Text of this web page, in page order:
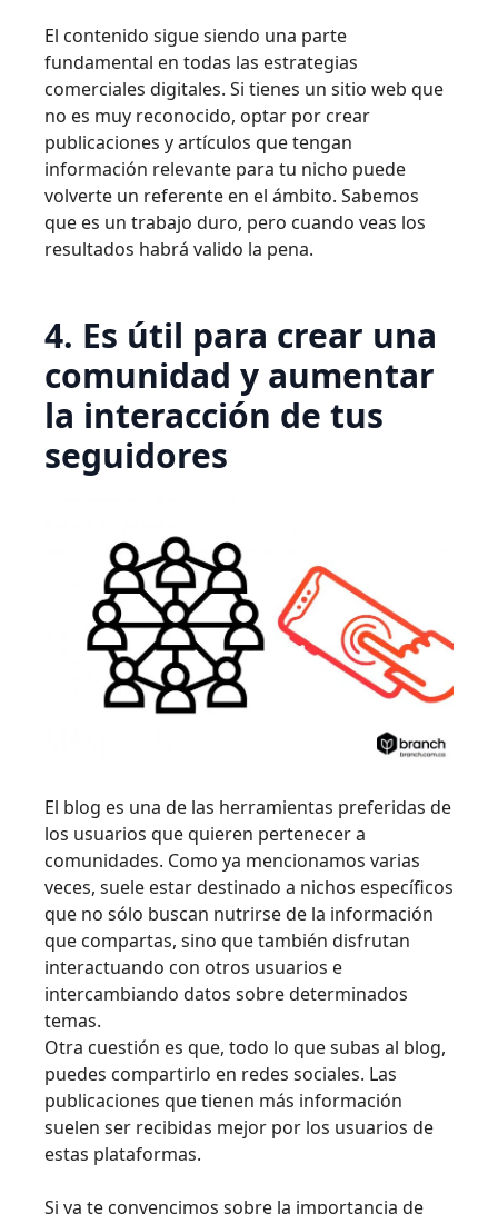
El contenido sigue siendo una parte
fundamental en todas las estrategias
comerciales digitales. Si tienes un sitio web que
no es muy reconocido, optar por crear
publicaciones y artículos que tengan
información relevante para tu nicho puede
volverte un referente en el ámbito. Sabemos
que es un trabajo duro, pero cuando veas los
resultados habrá valido la pena.
4. Es útil para crear una
comunidad y aumentar
la interacción de tus
seguidores
El blog es una de las herramientas preferidas de
los usuarios que quieren pertenecer a
comunidades. Como ya mencionamos varias
veces, suele estar destinado a nichos específicos
que no sólo buscan nutrirse de la información
que compartas, sino que también disfrutan
interactuando con otros usuarios e
intercambiando datos sobre determinados
temas.
Otra cuestión es que, todo lo que subas al blog,
puedes compartirlo en redes sociales. Las
publicaciones que tienen más información
suelen ser recibidas mejor por los usuarios de
estas plataformas.
Si ya te convencimos sobre la importancia de